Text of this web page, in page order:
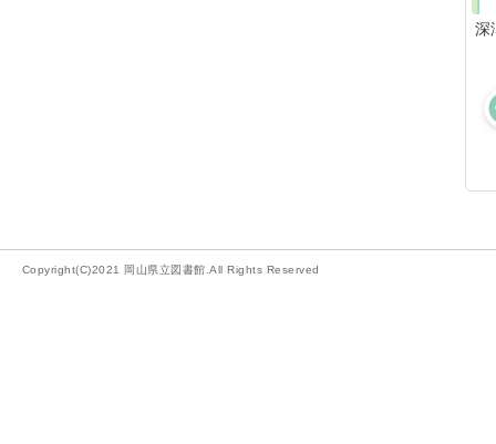
深
Copyright(C)2021 岡山県立図書館.All Rights Reserved